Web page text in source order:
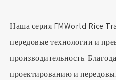
Наша серия FMWorld Rice
передовые технологии и
производительность.
проектированию и